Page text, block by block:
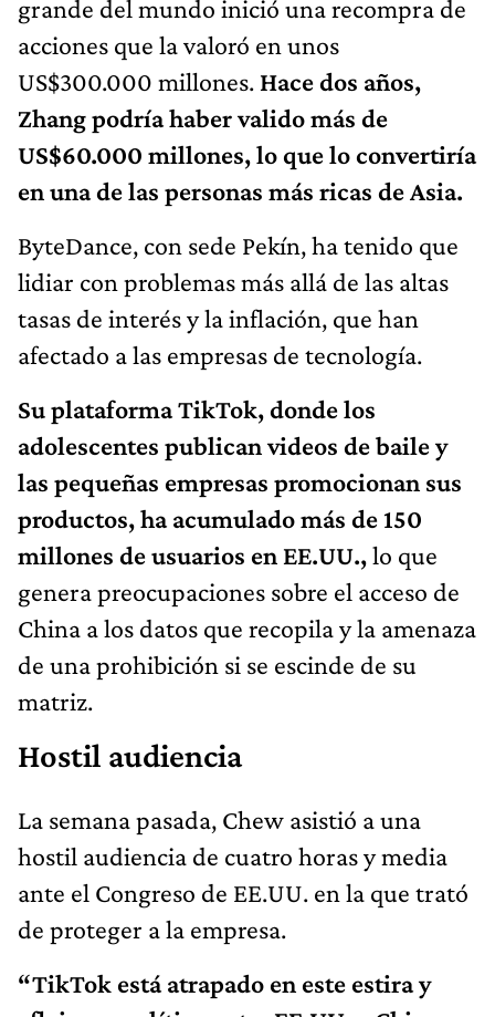
grande del mundo inició una recompra de
acciones que la valoró en unos
US$300.000 millones. Hace dos años,
Zhang podría haber valido más de
US$60.000 millones, lo que lo convertiría
en una de las personas más ricas de Asia.
ByteDance, con sede Pekín, ha tenido que
lidiar con problemas más allá de las altas
tasas de interés y la inflación, que han
afectado a las empresas de tecnología.
Su plataforma TikTok, donde los
adolescentes publican videos de baile y
las pequeñas empresas promocionan sus
productos, ha acumulado más de 150
millones de usuarios en EE.UU.,lo que
genera preocupaciones sobre el acceso de
China a los datos que recopila y la amenaza
de una prohibición si se escinde de su
matriz.
Hostil audiencia
La semana pasada, Chew asistió a una
hostil audiencia de cuatro horas y media
ante el Congreso de EE.UU. en la que trató
de proteger a la empresa.
“TikTok está atrapado en este estira y